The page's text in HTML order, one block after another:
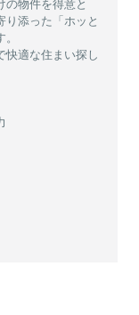
の物件を得意と
り添った「ホッと
快適な住まい探し